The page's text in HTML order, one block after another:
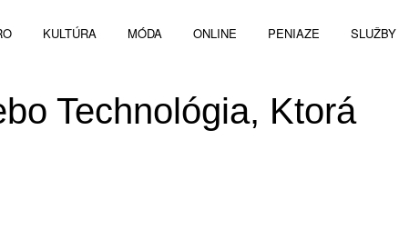
KULTÚRA MÓDA ONLINE PENIAZE SLUŽBY
Technológia, Ktorá